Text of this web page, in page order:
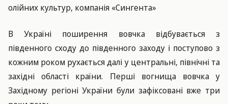
олійних культур, компанія «Сингента»
В Україні поширення вовчка відбувається з
південного сходу до південного заходу і поступово з
кожним роком рухається далі у центральні, північні та
західні області країни. Перші вогнища вовчка у
Західному регіоні України були зафіксовані вже три